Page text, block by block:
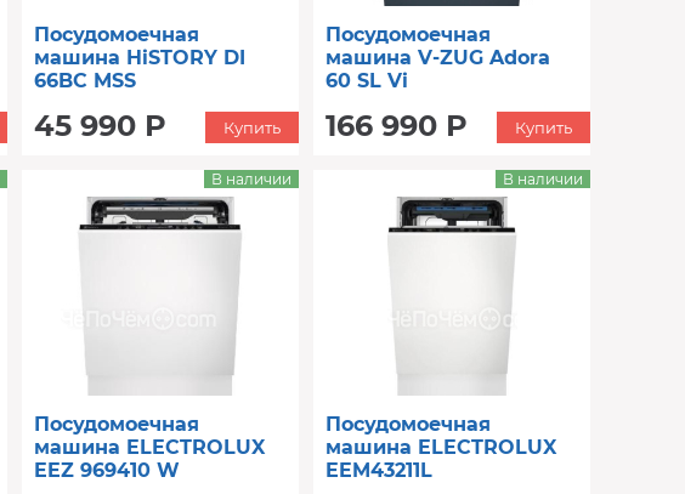
Посудомоечная
машина HiSTORY DI
66BC MSS
45 990 Р Купить
Посудомоечная
машина V-ZUG Adora
60 SL Vi
166 990 Р Купить
Посудомоечная
машина ELECTROLUX
EEZ 969410 W
В наличии
Посудомоечная
машина ELECTROLUX
EEM43211L
В наличии